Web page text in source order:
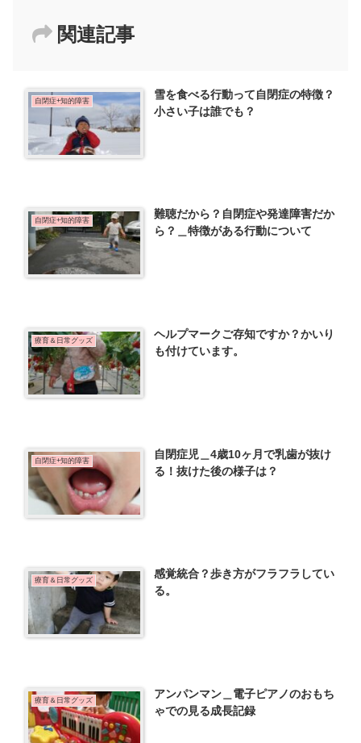
関連記事
自閉症+知的障害
雪を食べる行動って自閉症の特徴？
小さい子は誰でも？
自閉症+知的障害
難聴だから？自閉症や発達障害だか
ら？＿特徴がある行動について
療育＆日常グッズ
ヘルプマークご存知ですか？かいり
も付けています。
自閉症+知的障害
自閉症児＿4歳10ヶ月で乳歯が抜け
る！抜けた後の様子は？
療育＆日常グッズ
感覚統合？歩き方がフラフラしてい
る。
療育＆日常グッズ
アンパンマン＿電子ピアノのおもち
ゃでの見る成長記録